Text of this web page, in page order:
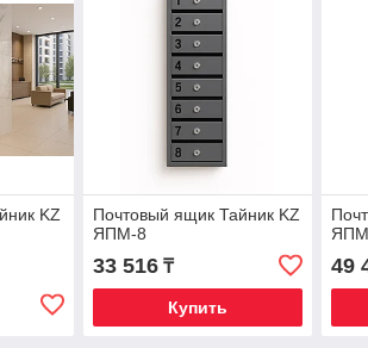
KZ
Почтовый ящик Тайник KZ
ЯПМ-8
33 516₸
Купить
49